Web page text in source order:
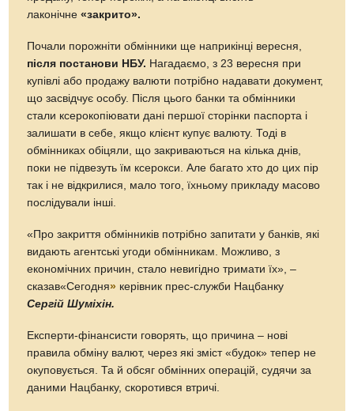
лаконічне«закрито».
Почали порожніти обмінники ще наприкінці вересня,
після постанови НБУ. Нагадаємо, з 23 вересня при
купівлі або продажу валюти потрібно надавати документ,
що засвідчує особу. Після цього банки та обмінники
стали ксерокопіювати дані першої сторінки паспорта і
залишати в себе, якщо клієнт купує валюту. Тоді в
обмінниках обіцяли, що закриваються на кілька днів,
поки не підвезуть їм ксерокси. Але багато хто до цих пір
так і не відкрилися, мало того, їхньому прикладу масово
послідували інші.
«Про закриття обмінників потрібно запитати у банків, які
видають агентські угоди обмінникам. Можливо, з
економічних причин, стало невигідно тримати їх», –
сказав«Сегодня» керівник прес-служби Нацбанку
Сергій Шуміхін.
Експерти-фінансисти говорять, що причина – нові
правила обміну валют, через які зміст «будок» тепер не
окуповується. Та й обсяг обмінних операцій, судячи за
даними Нацбанку, скоротився втричі.